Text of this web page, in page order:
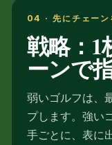
04 · 先にチェーン
戦略：1
ーンで
弱いゴルフは、
プします。強い
手ごとに、表に